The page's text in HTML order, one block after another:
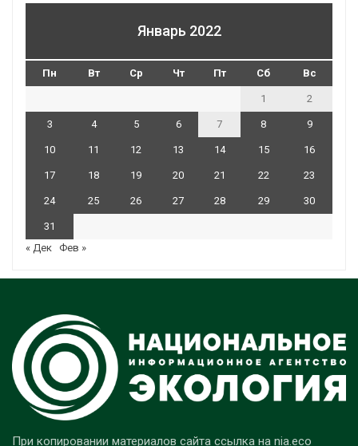
Январь 2022
Пн Вт Ср Чт Пт Сб Вс
1 2
3 4 5 6 7 8 9
10 11 12 13 14 15 16
17 18 19 20 21 22 23
24 25 26 27 28 29 30
31
« Дек Фев »
При копировании материалов сайта ссылка на nia.eco